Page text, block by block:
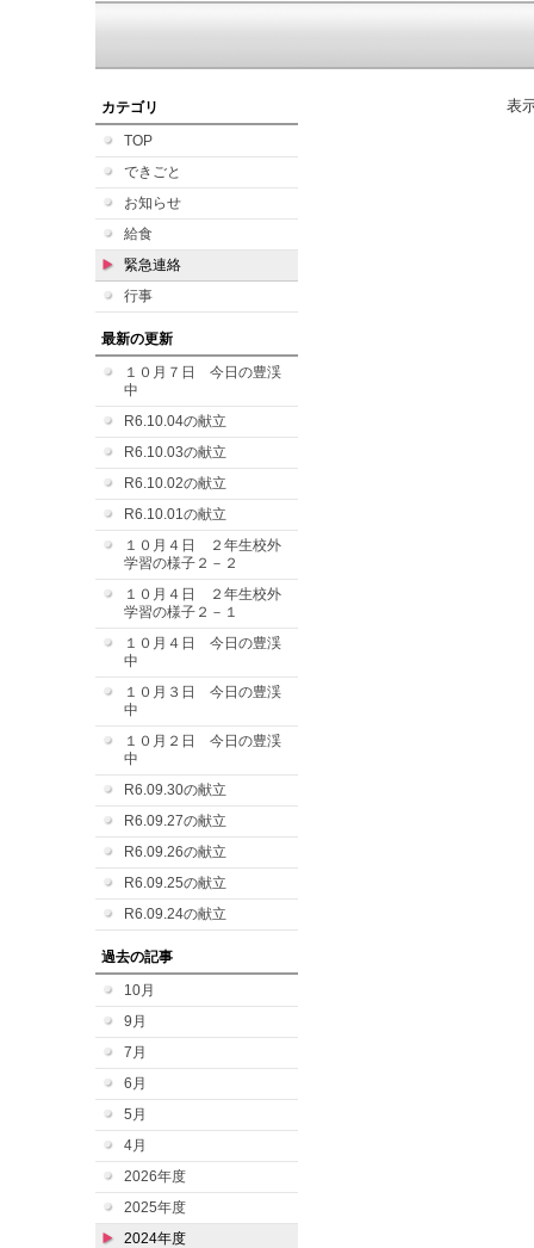
カテゴリ
TOP
できごと
お知らせ
給食
緊急連絡
行事
最新の更新
１０月７日 今日の豊渓
中
R6.10.04の献立
R6.10.03の献立
R6.10.02の献立
R6.10.01の献立
１０月４日 ２年生校外
学習の様子２－２
１０月４日 ２年生校外
学習の様子２－１
１０月４日 今日の豊渓
中
１０月３日 今日の豊渓
中
１０月２日 今日の豊渓
中
R6.09.30の献立
R6.09.27の献立
R6.09.26の献立
R6.09.25の献立
R6.09.24の献立
過去の記事
10月
9月
7月
6月
5月
4月
2026年度
2025年度
2024年度
表